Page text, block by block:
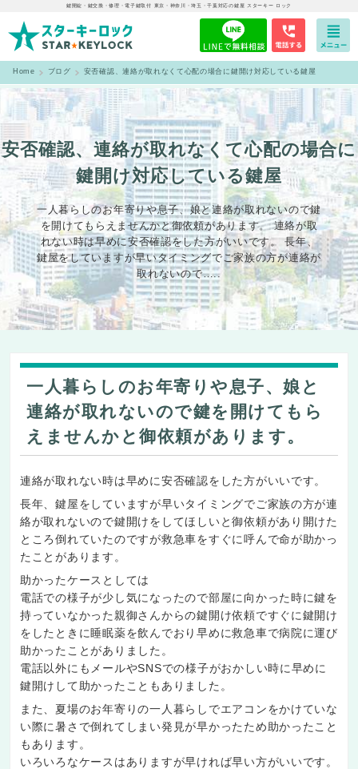
鍵開錠・鍵交換・修理・電子鍵取付 東京・神奈川・埼玉・千葉対応の鍵屋 スターキー ロック
Home ブログ 安否確認、連絡が取れなくて心配の場合に鍵開け対応している鍵屋
安否確認、連絡が取れなくて心配の場合に
鍵開け対応している鍵屋
一人暮らしのお年寄りや息子、娘と連絡が取れないので鍵
を開けてもらえませんかと御依頼があります。 連絡が取
れない時は早めに安否確認をした方がいいです。 長年、
鍵屋をしていますが早いタイミングでご家族の方が連絡が
取れないので…..
一人暮らしのお年寄りや息子、娘と
連絡が取れないので鍵を開けてもら
えませんかと御依頼があります。
連絡が取れない時は早めに安否確認をした方がいいです。
長年、鍵屋をしていますが早いタイミングでご家族の方が連
絡が取れないので鍵開けをしてほしいと御依頼があり開けた
ところ倒れていたのですが救急車をすぐに呼んで命が助かっ
たことがあります。
助かったケースとしては
電話での様子が少し気になったので部屋に向かった時に鍵を
持っていなかった親御さんからの鍵開け依頼ですぐに鍵開け
をしたときに睡眠薬を飲んでおり早めに救急車で病院に運び
助かったことがありました。
電話以外にもメールやSNSでの様子がおかしい時に早めに
鍵開けして助かったこともありました。
また、夏場のお年寄りの一人暮らしでエアコンをかけていな
い際に暑さで倒れてしまい発見が早かったため助かったこと
もあります。
いろいろなケースはありますが早ければ早い方がいいです。